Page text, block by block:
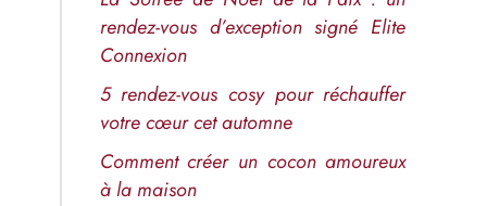
rendez-vous d’exception signé Elite
Connexion
5 rendez-vous cosy pour réchauffer
votre cœur cet automne
Comment créer un cocon amoureux
à la maison